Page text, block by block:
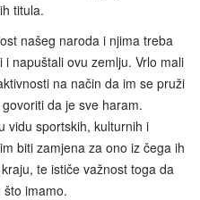
titula.
našeg naroda i njima treba
napuštali ovu zemlju. Vrlo mali
na način da im se pruži
da je sve haram.
vidu sportskih, kulturnih i
biti zamjena za ono iz čega ih
te ističe važnost toga da
imamo.